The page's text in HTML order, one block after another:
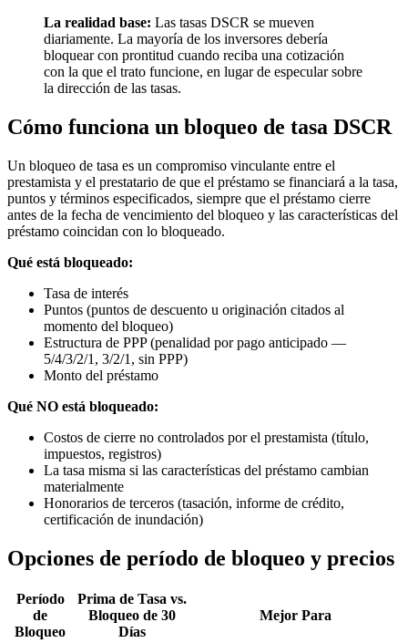
La realidad base: Las tasas DSCR se mueven
diariamente. La mayoría de los inversores debería
bloquear con prontitud cuando reciba una cotización
con la que el trato funcione, en lugar de especular sobre
la dirección de las tasas.
Cómo funciona un bloqueo de tasa DSCR
Un bloqueo de tasa es un compromiso vinculante entre el
prestamista y el prestatario de que el préstamo se financiará a la tasa,
puntos y términos especificados, siempre que el préstamo cierre
antes de la fecha de vencimiento del bloqueo y las características del
préstamo coincidan con lo bloqueado.
Qué está bloqueado:
Tasa de interés
Puntos (puntos de descuento u originación citados al
momento del bloqueo)
Estructura de PPP (penalidad por pago anticipado —
5/4/3/2/1, 3/2/1, sin PPP)
Monto del préstamo
Qué NO está bloqueado:
Costos de cierre no controlados por el prestamista (título,
impuestos, registros)
La tasa misma si las características del préstamo cambian
materialmente
Honorarios de terceros (tasación, informe de crédito,
certificación de inundación)
Opciones de período de bloqueo y precios
Período
de
Bloqueo
Prima de Tasa vs.
Bloqueo de 30
Días
Mejor Para